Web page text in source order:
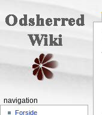
navigation
Forside